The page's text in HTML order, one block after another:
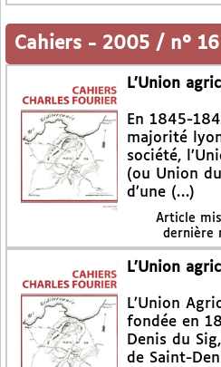
Cahiers - 2005 / n° 16
L’Union
En 1845-
majorité
société,
(ou Union
d’une (…)
Article
dernière
L’Union
L’Union
fondée en
Denis du
de Saint-